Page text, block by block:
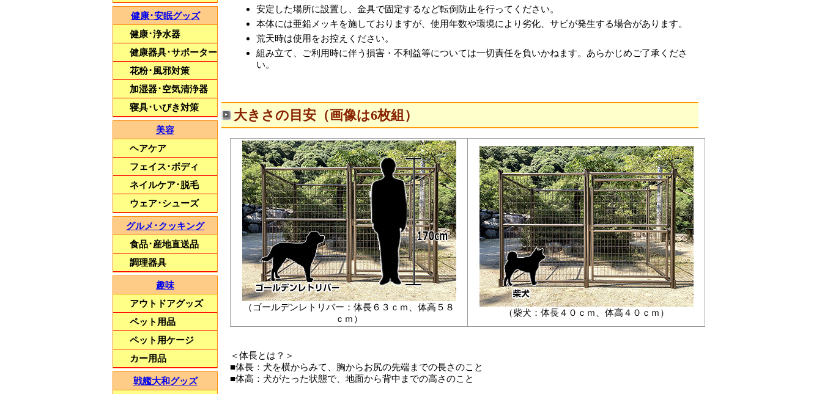
安定した場所に設置し、金具で固定するなど転倒防止を行ってください。
本体には亜鉛メッキを施しておりますが、使用年数や環境により劣化、サビが発生する場合があります。
荒天時は使用をお控えください。
組み立て、ご利用時に伴う損害・不利益等については一切責任を負いかねます。あらかじめご了承くださ
い。
大きさの目安（画像は6枚組）
（ゴールデンレトリバー：体長６３ｃｍ、体高５８
ｃｍ）
（柴犬：体長４０ｃｍ、体高４０ｃｍ）
＜体長とは？＞
■体長：犬を横からみて、胸からお尻の先端までの長さのこと
■体高：犬がたった状態で、地面から背中までの高さのこと
健康･安眠グッズ
健康･浄水器
健康器具･サポーター
花粉･風邪対策
加湿器･空気清浄器
寝具･いびき対策
美容
ヘアケア
フェイス･ボディ
ネイルケア･脱毛
ウェア･シューズ
グルメ･クッキング
食品･産地直送品
調理器具
趣味
アウトドアグッズ
ペット用品
ペット用ケージ
カー用品
戦艦大和グッズ